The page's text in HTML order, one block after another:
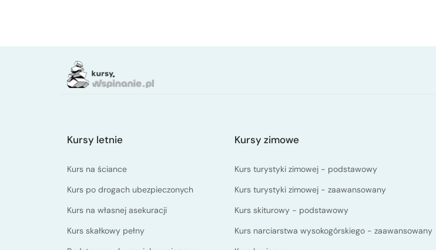
Kursy letnie
Kurs na ściance
Kurs po drogach ubezpieczonych
Kurs na własnej asekuracji
Kurs skałkowy pełny
Kursy zimowe
Kurs turystyki zimowej - podstawowy
Kurs turystyki zimowej - zaawansowany
Kurs skiturowy - podstawowy
Kurs narciarstwa wysokogórskiego - zaawansowany